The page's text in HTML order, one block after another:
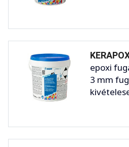
epoxi
3 mm